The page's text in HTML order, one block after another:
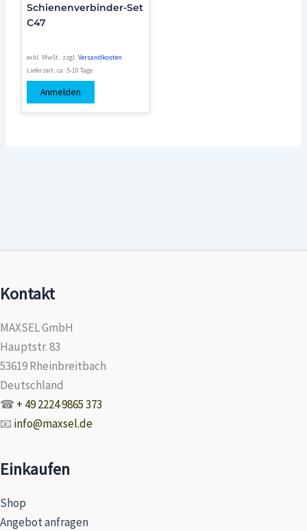
Schienenverbinder-Set
C47
exkl. MwSt. zzgl.Versandkosten
Lieferzeit:ca. 5-10 Tage
Anmelden
Kontakt
MAXSEL GmbH
Hauptstr. 83
53619 Rheinbreitbach
Deutschland
☎ + 49 2224 9865 373
📧 info@maxsel.de
Einkaufen
Shop
Angebot anfragen